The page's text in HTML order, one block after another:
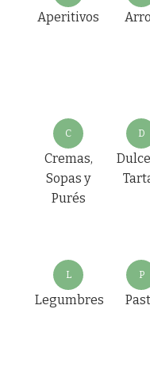
Aperitivos
C
Cremas,
Sopas y
Purés
D
L
Legumbres
P